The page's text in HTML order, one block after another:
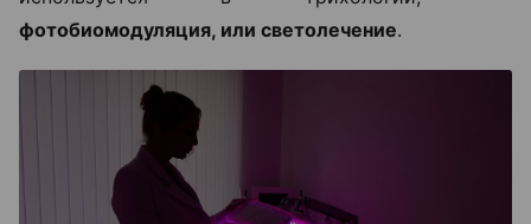
фотобиомодуляция, или светолечение.